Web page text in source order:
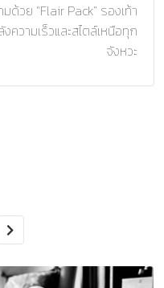
ด้วย “Flair Pack” รองเท้า
วามเร็วและสไตล์เหนือทุก
จังหวะ